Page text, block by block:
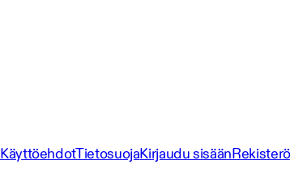
KäyttöehdotTietosuojaKirjaudu sisään